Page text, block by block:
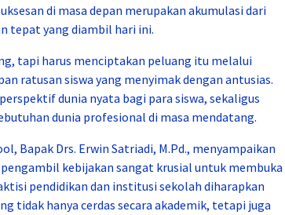
di masa depan merupakan akumulasi dari
tepat yang diambil hari ini.
tapi harus menciptakan peluang itu melalui
ratusan siswa yang menyimak dengan antusias.
dunia nyata bagi para siswa, sekaligus
dunia profesional di masa mendatang.
Bapak Drs. Erwin Satriadi, M.Pd., menyampaikan
kebijakan sangat krusial untuk membuka
pendidikan dan institusi sekolah diharapkan
tidak hanya cerdas secara akademik, tetapi juga